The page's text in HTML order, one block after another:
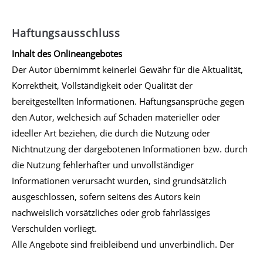
Haftungsausschluss
Inhalt des Onlineangebotes
Der Autor übernimmt keinerlei Gewähr für die Aktualität,
Korrektheit, Vollständigkeit oder Qualität der
bereitgestellten Informationen. Haftungsansprüche gegen
den Autor, welchesich auf Schäden materieller oder
ideeller Art beziehen, die durch die Nutzung oder
Nichtnutzung der dargebotenen Informationen bzw. durch
die Nutzung fehlerhafter und unvollständiger
Informationen verursacht wurden, sind grundsätzlich
ausgeschlossen, sofern seitens des Autors kein
nachweislich vorsätzliches oder grob fahrlässiges
Verschulden vorliegt.
Alle Angebote sind freibleibend und unverbindlich. Der